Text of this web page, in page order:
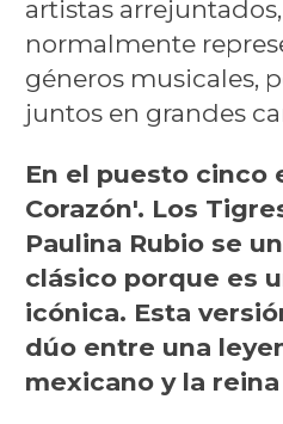
artistas
normalmente
géneros musicales,
juntos en grandes
En el puesto cinco
Corazón'. Los
Paulina Rubio se
clásico porque es
icónica. Esta
dúo entre una
mexicano y la